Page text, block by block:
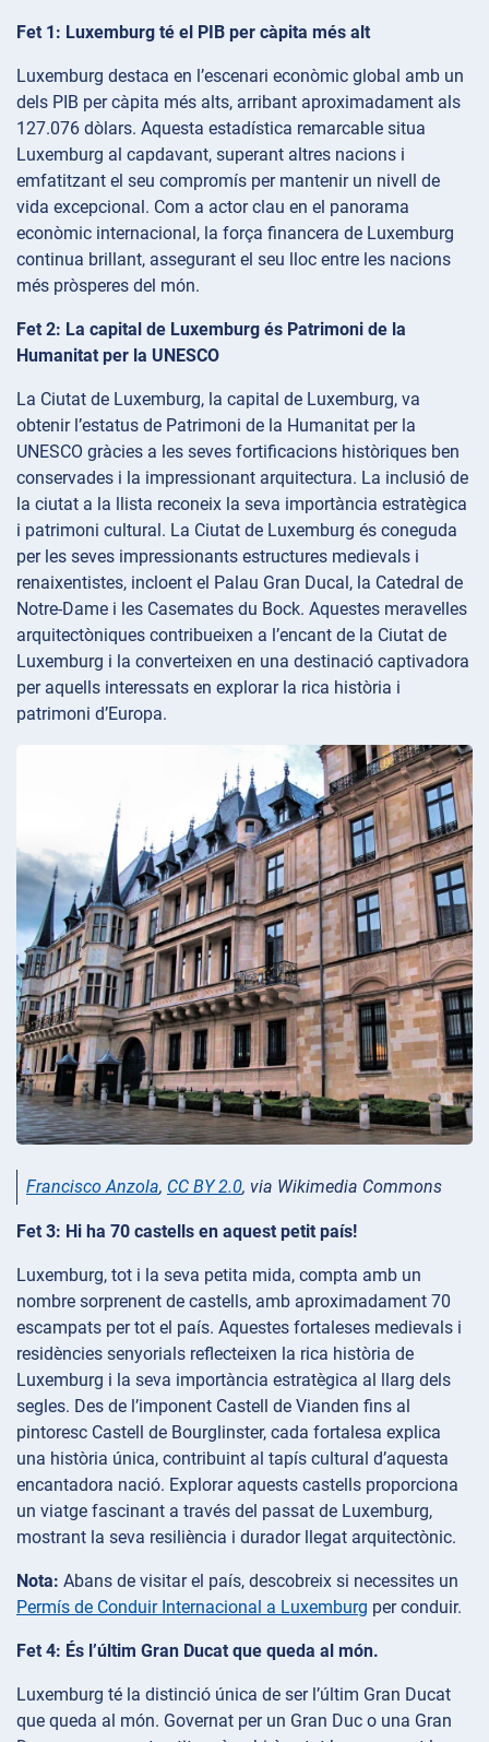
Fet 1: Luxemburg té el PIB per càpita més alt
Luxemburg destaca en l’escenari econòmic global amb un
dels PIB per càpita més alts, arribant aproximadament als
127.076 dòlars. Aquesta estadística remarcable situa
Luxemburg al capdavant, superant altres nacions i
emfatitzant el seu compromís per mantenir un nivell de
vida excepcional. Com a actor clau en el panorama
econòmic internacional, la força financera de Luxemburg
continua brillant, assegurant el seu lloc entre les nacions
més pròsperes del món.
Fet 2: La capital de Luxemburg és Patrimoni de la
Humanitat per la UNESCO
La Ciutat de Luxemburg, la capital de Luxemburg, va
obtenir l’estatus de Patrimoni de la Humanitat per la
UNESCO gràcies a les seves fortificacions històriques ben
conservades i la impressionant arquitectura. La inclusió de
la ciutat a la llista reconeix la seva importància estratègica
i patrimoni cultural. La Ciutat de Luxemburg és coneguda
per les seves impressionants estructures medievals i
renaixentistes, incloent el Palau Gran Ducal, la Catedral de
Notre-Dame i les Casemates du Bock. Aquestes meravelles
arquitectòniques contribueixen a l’encant de la Ciutat de
Luxemburg i la converteixen en una destinació captivadora
per aquells interessats en explorar la rica història i
patrimoni d’Europa.
Francisco Anzola, CC BY 2.0, via Wikimedia Commons
Fet 3: Hi ha 70 castells en aquest petit país!
Luxemburg, tot i la seva petita mida, compta amb un
nombre sorprenent de castells, amb aproximadament 70
escampats per tot el país. Aquestes fortaleses medievals i
residències senyorials reflecteixen la rica història de
Luxemburg i la seva importància estratègica al llarg dels
segles. Des de l’imponent Castell de Vianden fins al
pintoresc Castell de Bourglinster, cada fortalesa explica
una història única, contribuint al tapís cultural d’aquesta
encantadora nació. Explorar aquests castells proporciona
un viatge fascinant a través del passat de Luxemburg,
mostrant la seva resiliència i durador llegat arquitectònic.
Nota: Abans de visitar el país, descobreix si necessites un
Permís de Conduir Internacional a Luxemburg per conduir.
Fet 4: És l’últim Gran Ducat que queda al món.
Luxemburg té la distinció única de ser l’últim Gran Ducat
que queda al món. Governat per un Gran Duc o una Gran